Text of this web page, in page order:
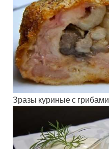
Зразы куриные с грибами